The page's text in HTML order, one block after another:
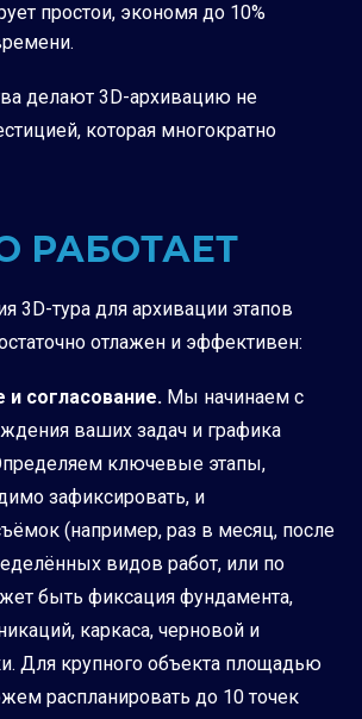
простои, экономя до 10%
делают 3D-архивацию не
которая многократно
РАБОТАЕТ
3D-тура для архивации этапов
отлажен и эффективен:
и согласование. Мы начинаем с
ваших задач и графика
ключевые этапы,
зафиксировать, и
(например, раз в месяц, после
видов работ, или по
быть фиксация фундамента,
каркаса, черновой и
Для крупного объекта площадью
распланировать до 10 точек